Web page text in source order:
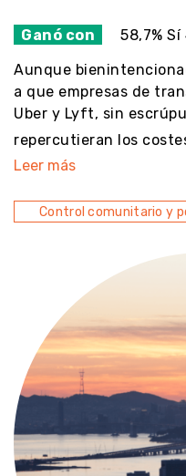
Ganó con 58,7% Sí
Aunque
a que empresas de
Uber y Lyft, sin
repercutieran los
Leer más
Control comunitario y